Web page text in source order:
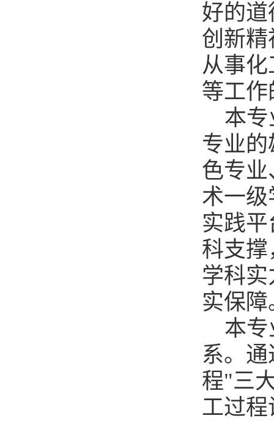
好的
创新
从事
等工
本
专业
色专
术一
实践
科支
学科
实保障
本
系。
程"三
工过